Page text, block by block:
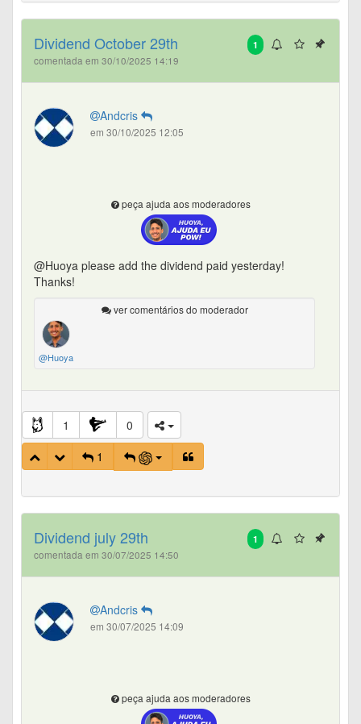
1
Dividend October 29th
comentada em 30/10/2025 14:19
Andcris
em 30/10/2025 12:05
peça ajuda aos moderadores
@Huoya please add the dividend paid yesterday!
Thanks!
ver comentários do moderador
@Huoya
1
0
1
1
Dividend july 29th
comentada em 30/07/2025 14:50
Andcris
em 30/07/2025 14:09
peça ajuda aos moderadores